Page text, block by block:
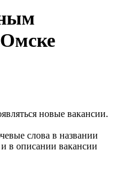
новые вакансии.
слова в названии
в описании вакансии